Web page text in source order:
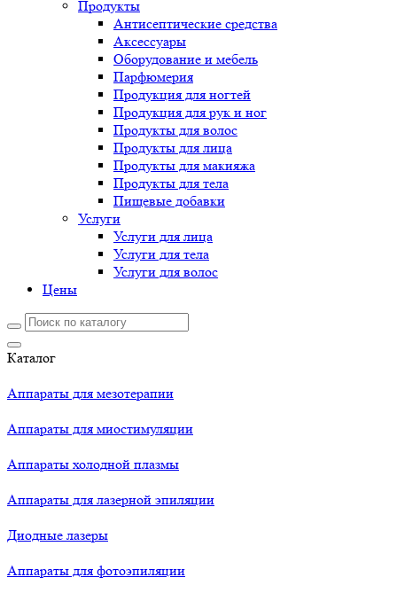
Продукты
Антисептические средства
Аксессуары
Оборудование и мебель
Парфюмерия
Продукция для ногтей
Продукция для рук и ног
Продукты для волос
Продукты для лица
Продукты для макияжа
Продукты для тела
Пищевые добавки
Услуги
Услуги для лица
Услуги для тела
Услуги для волос
Цены
Каталог
Аппараты для мезотерапии
Аппараты для миостимуляции
Аппараты холодной плазмы
Аппараты для лазерной эпиляции
Диодные лазеры
Аппараты для фотоэпиляции